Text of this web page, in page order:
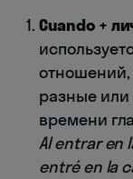
Cuando +
разные или
времени
Al entrar en
entré en la